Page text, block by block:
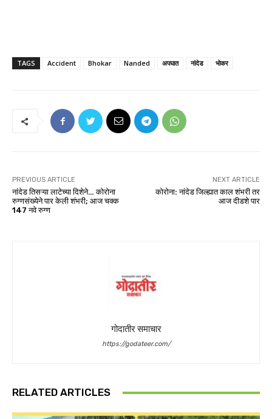
TAGS Accident Bhokar Nanded अपघात नांदेड भोकर
PREVIOUS ARTICLE
नांदेड तिसऱ्या लाटेच्या दिशेने… कोरोना
रुग्णसंख्येने पार केली शंभरी; आज चक्क
147 नवे रुग्ण
NEXT ARTICLE
कोरोना: नांदेड जिल्ह्यात काल शंभरी तर
आज दीडशे पार
गोदातीर समाचार
https://godateer.com/
RELATED ARTICLES